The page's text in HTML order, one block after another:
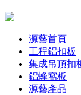
源藝首頁
工程鋁扣板
集成吊頂扣
鋁蜂窩板
源藝產品